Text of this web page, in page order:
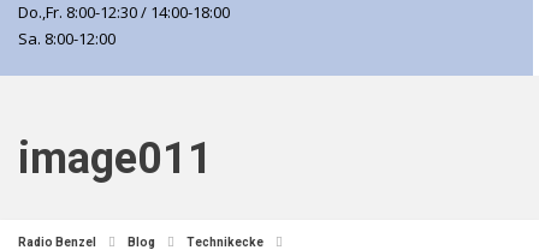
Do.,Fr. 8:00-12:30 / 14:00-18:00
Sa. 8:00-12:00
image011
Radio Benzel Blog Technikecke